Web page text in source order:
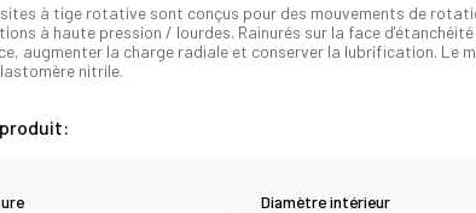
à tige rotative sont conçus pour des mouvements de
à haute pression / lourdes. Rainurés sur la face
augmenter la charge radiale et conserver la lubrification. Le
nitrile.
Diamètre intérieur